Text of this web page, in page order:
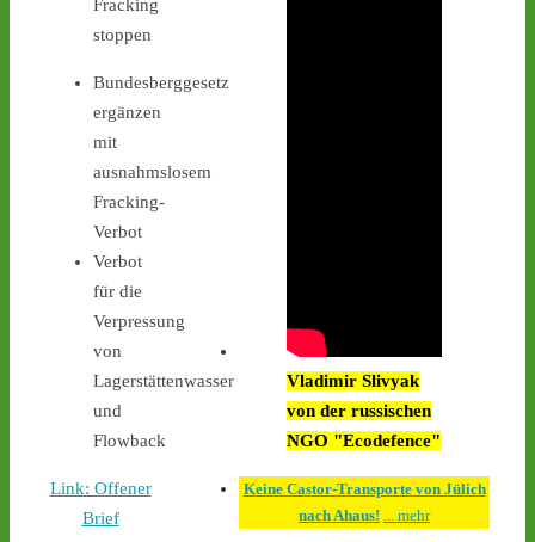
Fracking
stoppen
Bundesberggesetz
ergänzen
mit
ausnahmslosem
Fracking-
Verbot
Verbot
für die
Verpressung
von
Lagerstättenwasser
und
Flowback
Link: Offener
Brief
Castor stoppen!
@castorstoppen.bsky.social
An der Mahnwache in
30 Aktivist:innen aus, um
den zwölften
Vladimir Slivyak
von der russischen
NGO "Ecodefence"
Keine Castor-Transporte von Jülich
nach Ahaus!
... mehr